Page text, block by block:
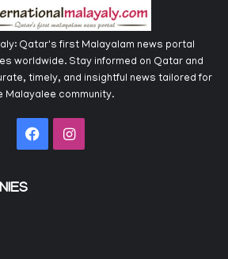
Qatar's first Malayalam news portal
worldwide. Stay informed on Qatar and
timely, and insightful news tailored for
Malayalee community.
FacebookInstagram